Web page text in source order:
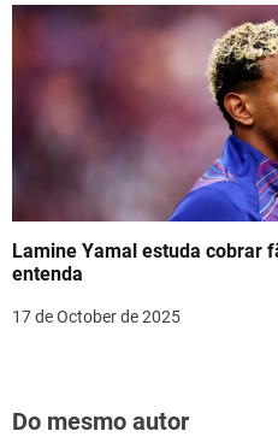
Lamine Yamal estuda cobrar
entenda
17 de October de 2025
Do mesmo autor